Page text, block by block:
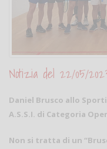
Notizia del 22/05/
Daniel Brusco allo
A.S.S.I. di Categoria
Non si tratta di un